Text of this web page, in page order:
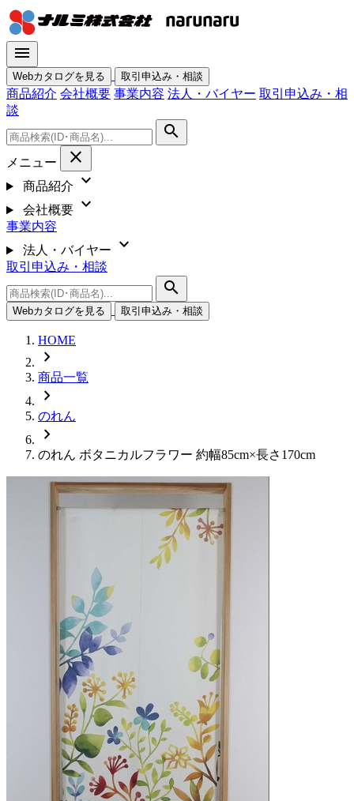
menu
Webカタログを見る 取引申込み・相談
商品紹介 会社概要 事業内容 法人・バイヤー 取引申込み・相
談
search
メニュー close
商品紹介 expand_more
会社概要 expand_more
事業内容
法人・バイヤー
expand_more
取引申込み・相談
search
Webカタログを見る 取引申込み・相談
HOME
chevron_right
商品一覧
chevron_right
のれん
chevron_right
のれん ボタニカルフラワー 約幅85cm×長さ170cm